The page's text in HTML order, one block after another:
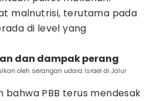
malnutrisi, terutama pada
di level yang
dan dampak perang
oleh serangan udara Israel di Jalur
bahwa PBB terus mendesak